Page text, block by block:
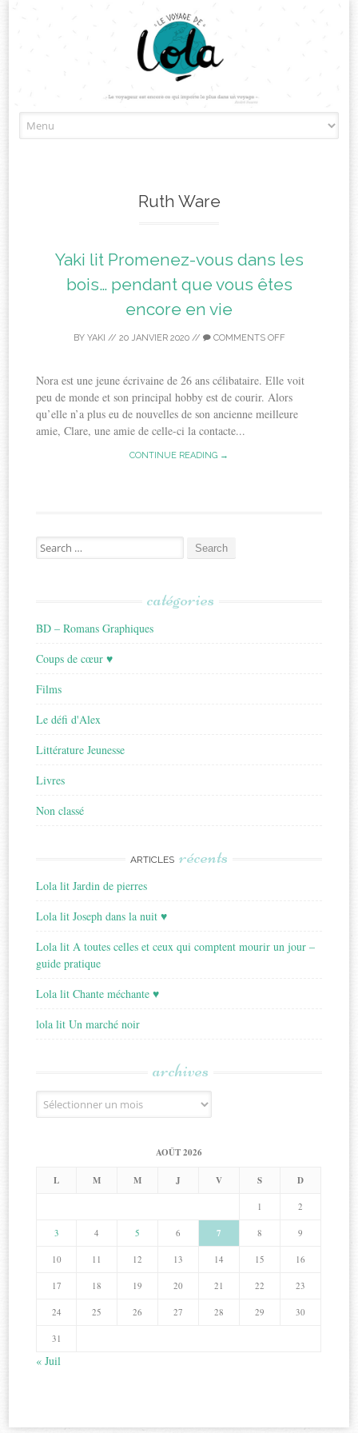
to
Ruth Ware
Yaki lit Promenez-vous dans les
bois… pendant que vous êtes
encore en vie
BY YAKI // 20 JANVIER 2020// COMMENTS OFF
Nora est une jeune écrivaine de 26 ans célibataire. Elle voit
peu de monde et son principal hobby est de courir. Alors
qu’elle n’a plus eu de nouvelles de son ancienne meilleure
amie, Clare, une amie de celle-ci la contacte...
CONTINUE READING →
Search
for:
catégories
BD – Romans Graphiques
Coups de cœur ♥
Films
Le défi d'Alex
Littérature Jeunesse
Livres
Non classé
ARTICLES récents
Lola lit Jardin de pierres
Lola lit Joseph dans la nuit ♥
Lola lit A toutes celles et ceux qui comptent mourir un jour –
guide pratique
Lola lit Chante méchante ♥
lola lit Un marché noir
archives
Archives
AOÛT 2026
L M M J V S D
1 2
3 4 5 6 7 8 9
10 11 12 13 14 15 16
17 18 19 20 21 22 23
24 25 26 27 28 29 30
31
« Juil